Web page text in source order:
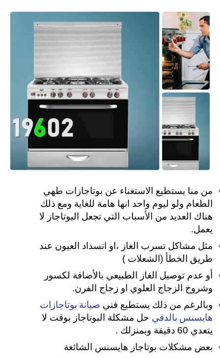
من منا يستطيع الاستغناء عن بوتاجازات طهي
الطعام ولو ليوم واحد انها هامة للغاية ومع ذلك
هناك العديد من الأسباب التي تجعل البوتاجاز لا
يعمل.
مثل مشاكل تسرب الغاز ،او انسداد العيون عند
طريق الخطأ (الشعلات )
أو عدم توصيل الغاز الطبيعي بالأضافة لكسور
وشروخ الزجاج العلوي او زجاج الفرن.
وبالرغم من ذلك يستطيع فني صيانة بوتاجازات
هايسنس بالدقي حل مشكلة البوتاجاز بوقت لا
يتعدي 60 دقيقة وبمنزلك .
بعض مشكلات بوتاجاز هايسنس الشائعة